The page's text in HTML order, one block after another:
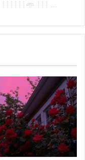
┊┊┊ ...